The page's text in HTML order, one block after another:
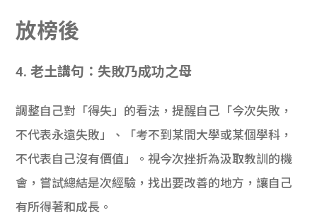
放榜後
4. 老土講句：失敗乃成功之母
調整自己對「得失」的看法，提醒自己「今次失敗，
不代表永遠失敗」、「考不到某間大學或某個學科，
不代表自己沒有價值」。視今次挫折為汲取教訓的機
會，嘗試總結是次經驗，找出要改善的地方，讓自己
有所得著和成長。